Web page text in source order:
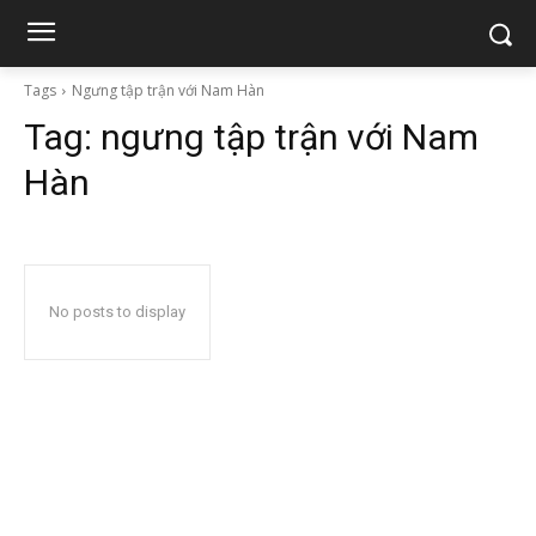
Tags Ngưng tập trận với Nam Hàn
Tag: ngưng tập trận với Nam
Hàn
No posts to display